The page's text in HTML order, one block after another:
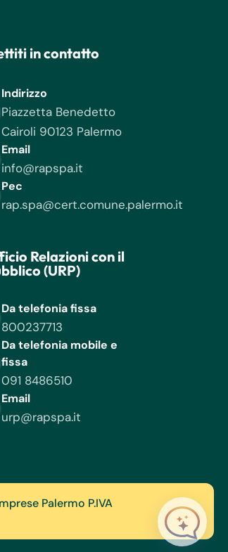
in contatto
Indirizzo
Piazzetta Benedetto
Cairoli 90123 Palermo
Email
info@rapspa.it
Pec
rap.spa@cert.comune.palermo.it
Relazioni con il
(URP)
Da telefonia fissa
800237713
Da telefonia mobile e
fissa
091 8486510
Email
urp@rapspa.it
Palermo P.IVA